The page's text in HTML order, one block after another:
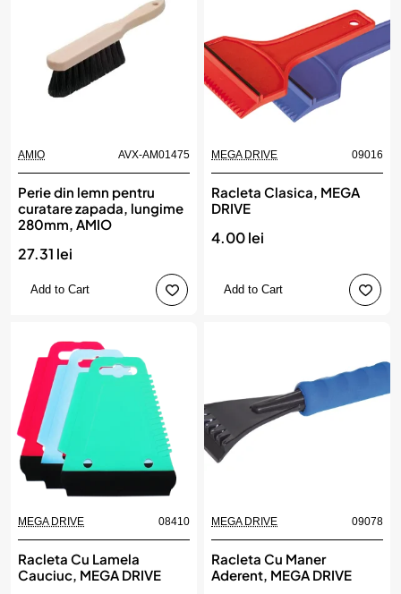
AMIO AVX-AM01475
Perie din lemn pentru
curatare zapada, lungime
280mm, AMIO
27.31 lei
Add to Cart
MEGA DRIVE 09016
Racleta Clasica, MEGA
DRIVE
4.00 lei
Add to Cart
MEGA DRIVE 08410
Racleta Cu Lamela
Cauciuc, MEGA DRIVE
MEGA DRIVE 09078
Racleta Cu Maner
Aderent, MEGA DRIVE